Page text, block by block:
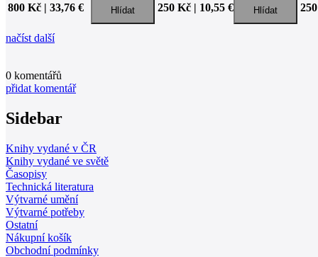
800 Kč | 33,76 € 250 Kč | 10,55 €
načíst další
0 komentářů
přidat komentář
Sidebar
Knihy vydané v ČR
Knihy vydané ve světě
Časopisy
Technická literatura
Výtvarné umění
Výtvarné potřeby
Ostatní
Nákupní košík
Obchodní podmínky